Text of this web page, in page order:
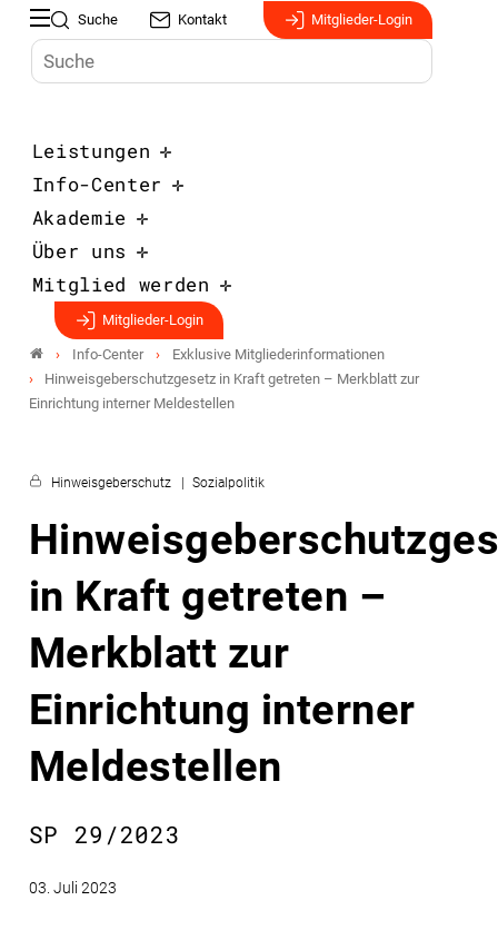
Suche Kontakt Mitglieder-Login
Leistungen
Info-Center
Akademie
Über uns
Mitglied werden
Mitglieder-Login
Info-Center
Exklusive Mitgliederinformationen
Hinweisgeberschutzgesetz in Kraft getreten – Merkblatt zur
Einrichtung interner Meldestellen
Hinweisgeberschutz Sozialpolitik
in Kraft getreten –
Merkblatt zur
Einrichtung interner
Meldestellen
SP 29/2023
03. Juli 2023